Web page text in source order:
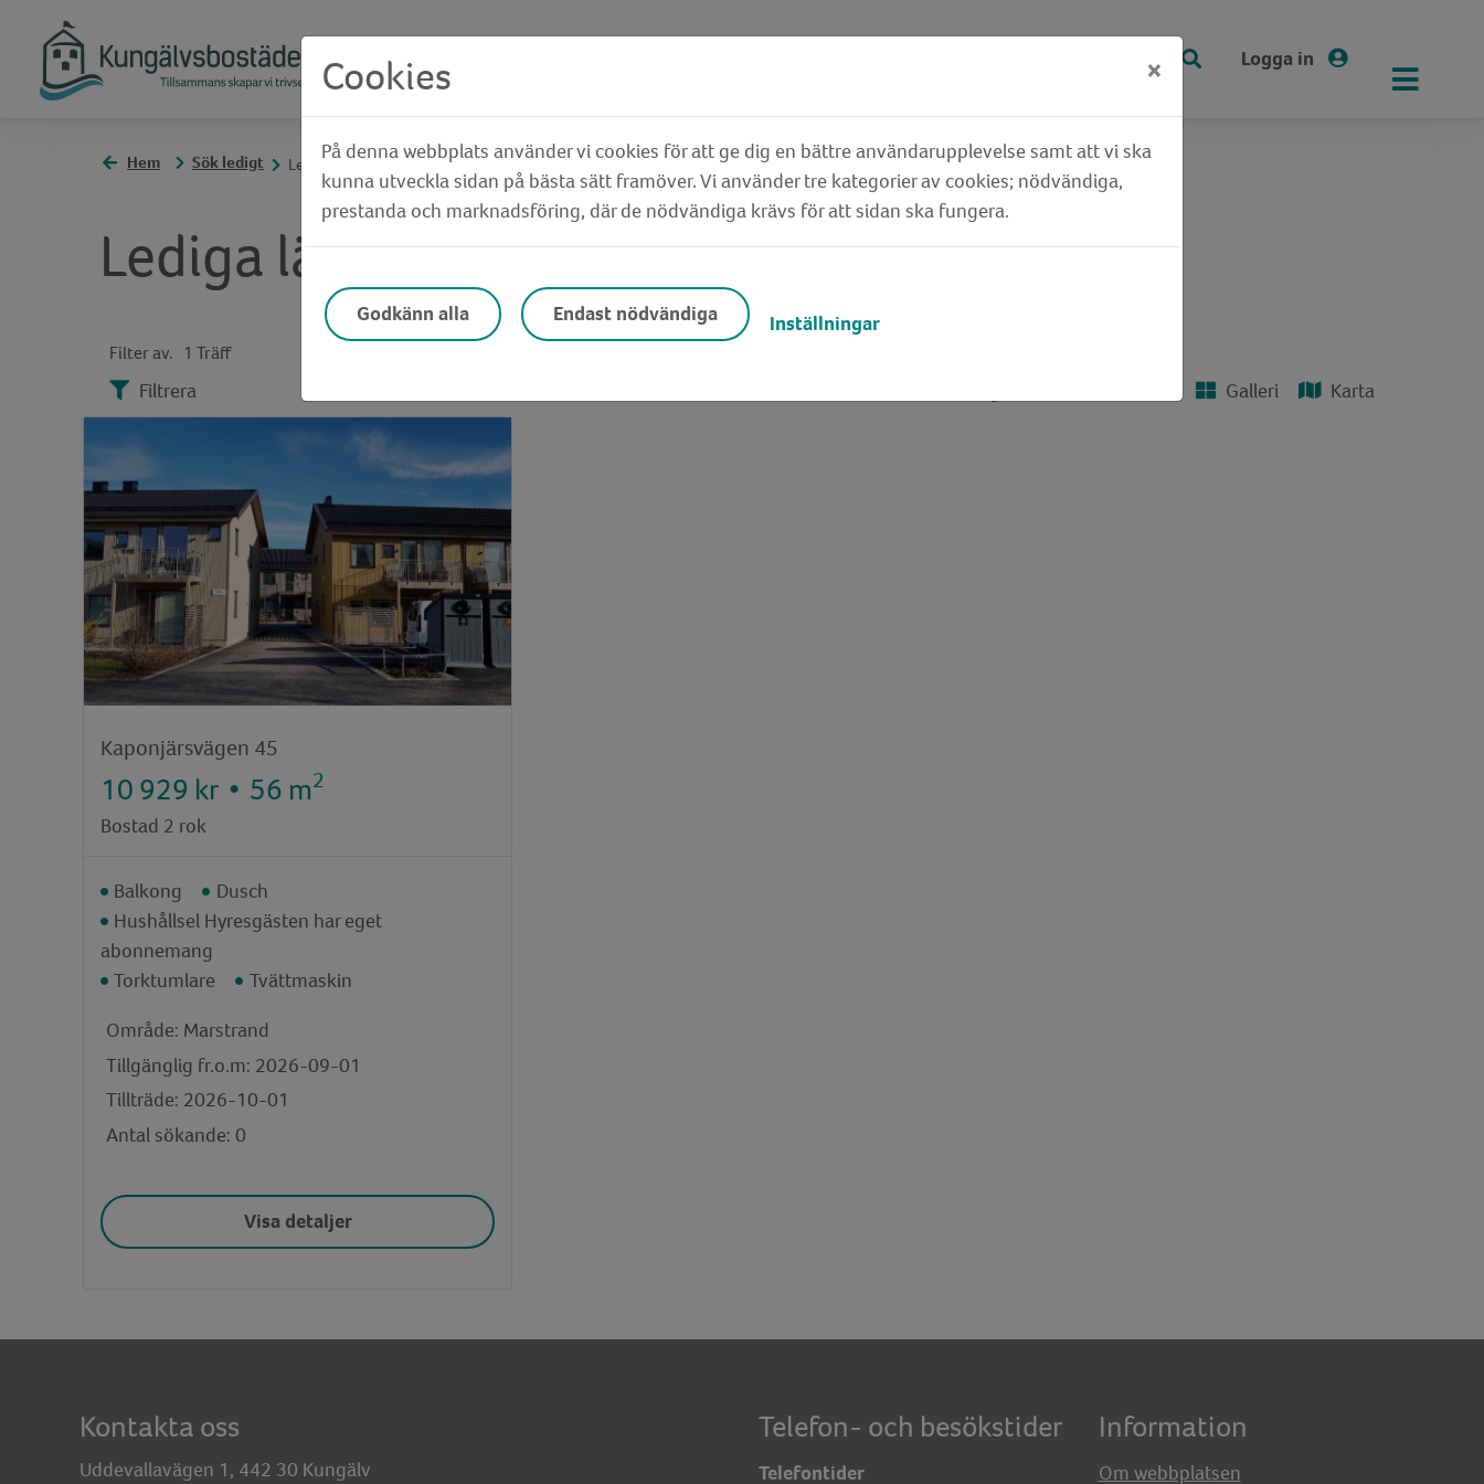
Logga in
Hem Sök ledigt Lediga lägenheter
Lediga lägenheter
Filter av. 1 Träff
Filtrera Galleri Karta
Kaponjärsvägen 45
10 929 kr • 56 m2
Bostad 2 rok
Balkong
Dusch
Hushållsel Hyresgästen har eget
abonnemang
Torktumlare
Tvättmaskin
Område: Marstrand
Tillgänglig fr.o.m: 2026-09-01
Tillträde: 2026-10-01
Antal sökande: 0
Visa detaljer
Kontakta oss
Uddevallavägen 1, 442 30 Kungälv
Telefon- och besökstider
Telefontider
Information
Om webbplatsen
Cookies ×
På denna webbplats använder vi cookies för att ge dig en bättre användarupplevelse samt att vi ska
kunna utveckla sidan på bästa sätt framöver. Vi använder tre kategorier av cookies; nödvändiga,
prestanda och marknadsföring, där de nödvändiga krävs för att sidan ska fungera.
Godkänn alla Endast nödvändiga Inställningar